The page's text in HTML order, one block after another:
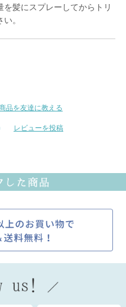
髪にスプレーしてからトリ
。
品を友達に教える
レビューを投稿